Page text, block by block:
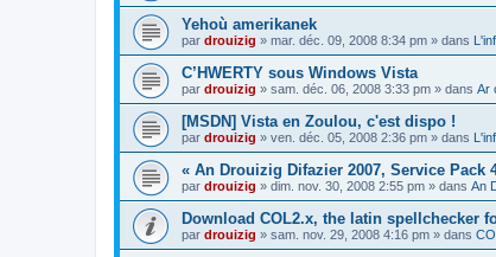
Yehoù amerikanek
par drouizig » mar. déc. 09, 2008 8:34 pm » dans
C’HWERTY sous Windows Vista
par drouizig » sam. déc. 06, 2008 3:33 pm » dans Ar
[MSDN] Vista en Zoulou, c'est dispo !
par drouizig » ven. déc. 05, 2008 2:36 pm » dans
« An Drouizig Difazier 2007, Service Pack
par drouizig » dim. nov. 30, 2008 2:55 pm » dans An
Download COL2.x, the latin spellchecker
par drouizig » sam. nov. 29, 2008 4:16 pm » dans